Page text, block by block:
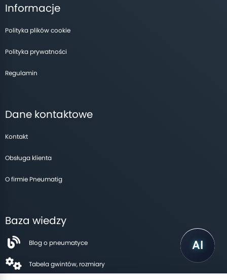
Informacje
Polityka plików cookie
Polityka prywatności
Regulamin
Dane kontaktowe
Kontakt
Obsługa klienta
O firmie Pneumatig
Baza wiedzy
Blog o pneumatyce
Tabela gwintów, rozmiary